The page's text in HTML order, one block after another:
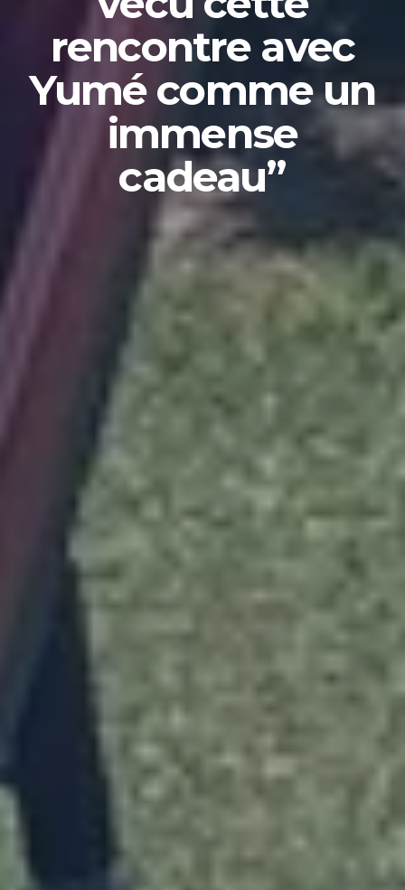
rencontre avec
Yumé comme un
immense
cadeau”